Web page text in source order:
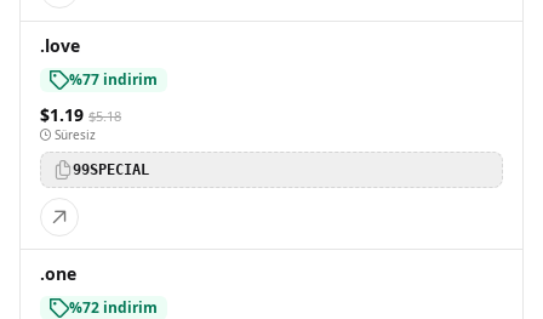
.love
%77 indirim
$1.19 $5.18
Süresiz
99SPECIAL
.one
%72 indirim